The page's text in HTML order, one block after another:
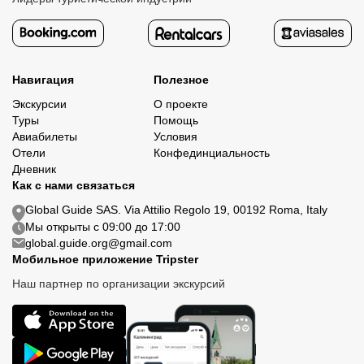
Навигация
Экскурсии
Туры
Авиабилеты
Отели
Дневник
Полезное
О проекте
Помощь
Условия
Конфединциальность
Как с нами связаться
Global Guide SAS. Via Attilio Regolo 19, 00192 Roma, Italy
Мы открыты с 09:00 до 17:00
global.guide.org@gmail.com
Мобильное приложение Tripster
Наш партнер по организации экскурсий